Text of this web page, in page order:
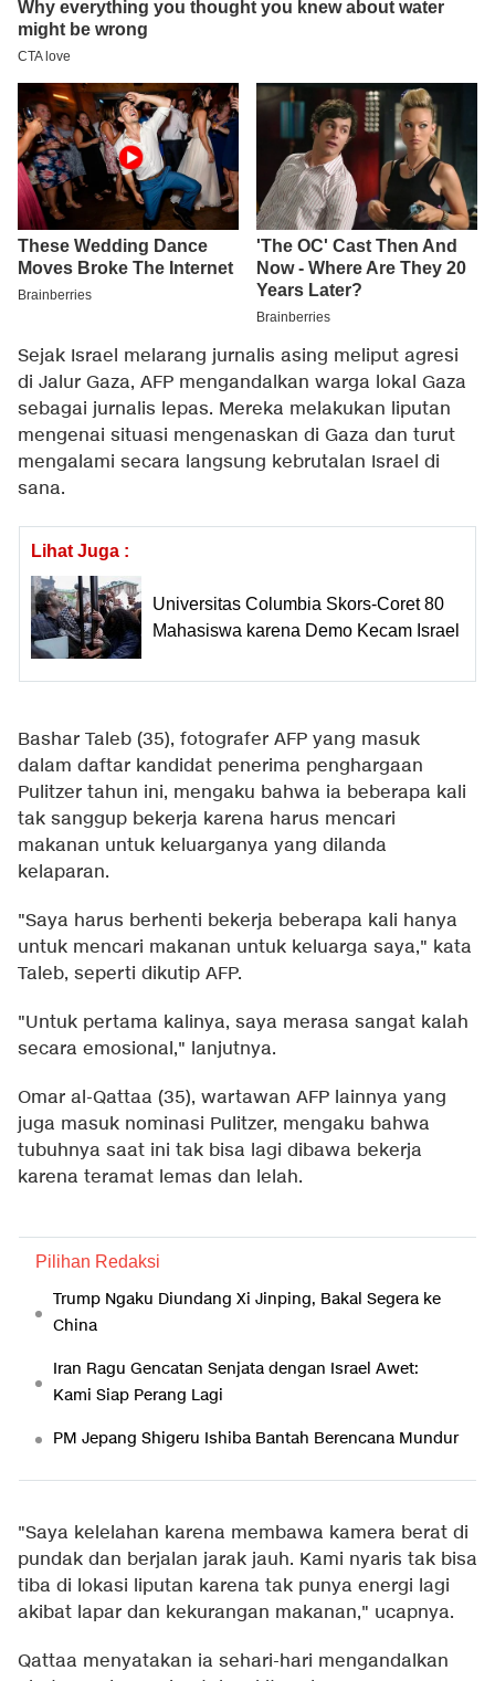
Sejak Israel melarang jurnalis asing meliput agresi
di Jalur Gaza, AFP mengandalkan warga lokal Gaza
sebagai jurnalis lepas. Mereka melakukan liputan
mengenai situasi mengenaskan di Gaza dan turut
mengalami secara langsung kebrutalan Israel di
sana.
Lihat Juga :
Universitas Columbia Skors-Coret 80
Mahasiswa karena Demo Kecam Israel
Bashar Taleb (35), fotografer AFP yang masuk
dalam daftar kandidat penerima penghargaan
Pulitzer tahun ini, mengaku bahwa ia beberapa kali
tak sanggup bekerja karena harus mencari
makanan untuk keluarganya yang dilanda
kelaparan.
"Saya harus berhenti bekerja beberapa kali hanya
untuk mencari makanan untuk keluarga saya," kata
Taleb, seperti dikutip AFP.
"Untuk pertama kalinya, saya merasa sangat kalah
secara emosional," lanjutnya.
Omar al-Qattaa (35), wartawan AFP lainnya yang
juga masuk nominasi Pulitzer, mengaku bahwa
tubuhnya saat ini tak bisa lagi dibawa bekerja
karena teramat lemas dan lelah.
Pilihan Redaksi
Trump Ngaku Diundang Xi Jinping, Bakal Segera ke
China
Iran Ragu Gencatan Senjata dengan Israel Awet:
Kami Siap Perang Lagi
PM Jepang Shigeru Ishiba Bantah Berencana Mundur
"Saya kelelahan karena membawa kamera berat di
pundak dan berjalan jarak jauh. Kami nyaris tak bisa
tiba di lokasi liputan karena tak punya energi lagi
akibat lapar dan kekurangan makanan," ucapnya.
Qattaa menyatakan ia sehari-hari mengandalkan